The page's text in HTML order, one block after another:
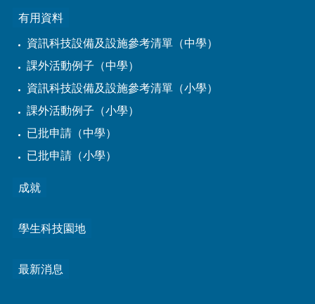
有用資料
資訊科技設備及設施參考清單（中學）
課外活動例子（中學）
資訊科技設備及設施參考清單（小學）
課外活動例子（小學）
已批申請（中學）
已批申請（小學）
成就
學生科技園地
最新消息